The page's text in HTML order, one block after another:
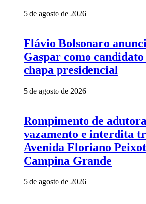
5 de agosto de 2026
Flávio Bolsonaro
Gaspar como
chapa presidencial
5 de agosto de 2026
Rompimento de
vazamento e interdita
Avenida Floriano
Campina Grande
5 de agosto de 2026